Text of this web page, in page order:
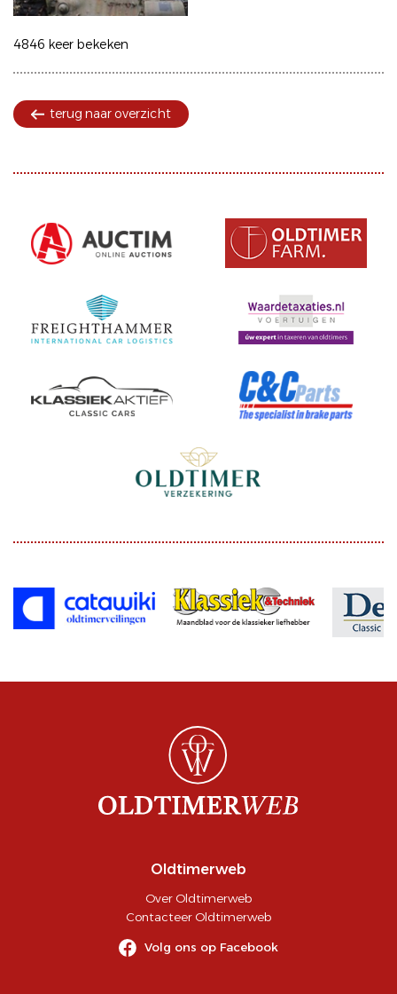
4846 keer bekeken
terug naar overzicht
Oldtimerweb
Over Oldtimerweb
Contacteer Oldtimerweb
Volg ons op Facebook